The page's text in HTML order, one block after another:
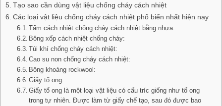
Tạo sao cần dùng vật liệu chống cháy cách nhiệt
Các loại vật liệu chống cháy cách nhiệt phổ biến nhất hiện nay
Tấm cách nhiệt chống cháy cách nhiệt bằng nhựa:
Bông xốp cách nhiệt chống cháy:
Túi khí chống cháy cách nhiệt:
Cao su non chống cháy cách nhiệt:
Bông khoáng rockwool:
Giấy tổ ong:
Giấy tổ ong là một loại vật liệu có cấu tríc giống như tổ ong
trong tự nhiên. Được làm từ giấy chế tạo, sau đó được bao